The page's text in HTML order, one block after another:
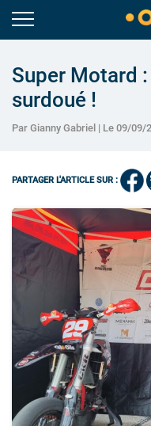
Super Motard
surdoué !
Par Gianny Gabriel | Le 09/09/
PARTAGER L'ARTICLE SUR :